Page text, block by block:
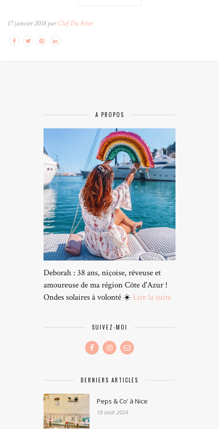
17 janvier 2018 parClef Du Rêve
A PROPOS
Deborah : 38 ans, niçoise, rêveuse et
amoureuse de ma région Côte d'Azur !
Ondes solaires à volonté ☀️ Lire la suite
SUIVEZ-MOI
DERNIERS ARTICLES
Peps & Co’ à Nice
18 août 2024